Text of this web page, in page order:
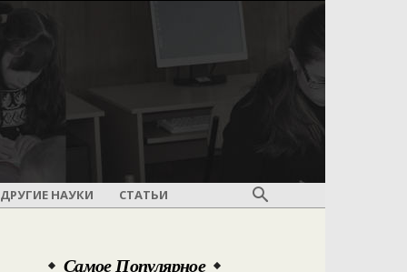
ДРУГИЕ НАУКИ СТАТЬИ
Самое Популярное